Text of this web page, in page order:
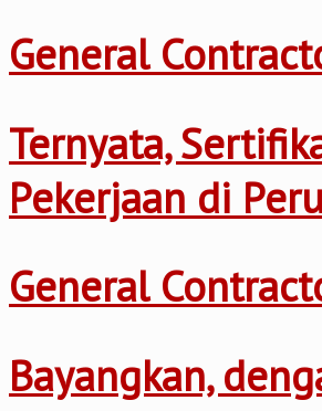
General
Ternyata,
Pekerjaan di
General
Bayangkan,